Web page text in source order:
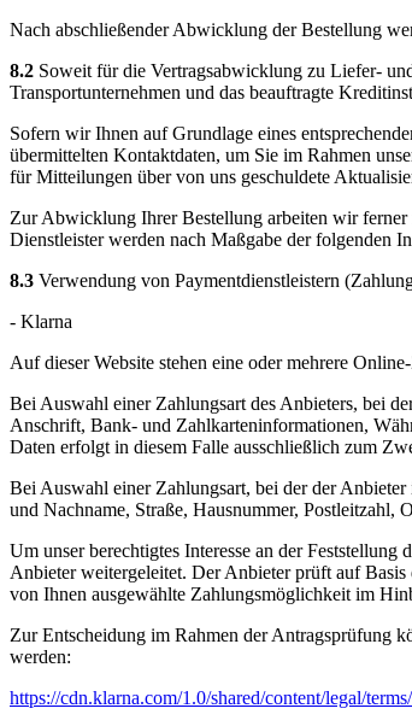
Nach abschließender Abwicklung der Bestellung
8.2 Soweit für die Vertragsabwicklung zu Liefer-
Transportunternehmen und das beauftragte
Sofern wir Ihnen auf Grundlage eines
übermittelten Kontaktdaten, um Sie im Rahmen
für Mitteilungen über von uns geschuldete
Zur Abwicklung Ihrer Bestellung arbeiten wir ferner
Dienstleister werden nach Maßgabe der folgenden
8.3 Verwendung von Paymentdienstleistern
- Klarna
Auf dieser Website stehen eine oder mehrere
Bei Auswahl einer Zahlungsart des Anbieters, bei
Anschrift, Bank- und Zahlkarteninformationen,
Daten erfolgt in diesem Falle ausschließlich zum
Bei Auswahl einer Zahlungsart, bei der der
und Nachname, Straße, Hausnummer, Postleitzahl,
Um unser berechtigtes Interesse an der
Anbieter weitergeleitet. Der Anbieter prüft auf
von Ihnen ausgewählte Zahlungsmöglichkeit im
Zur Entscheidung im Rahmen der Antragsprüfung
werden:
https://cdn.klarna.com/1.0/shared/content/legal/terms